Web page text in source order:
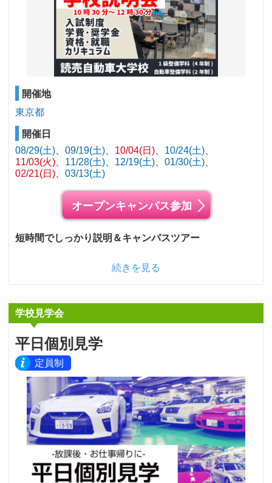
開催地
東京都
開催日
08/29(土)
09/19(土) 10/04(日)
10/24(土)
11/03(火)
11/28(土) 12/19(土)
01/30(土)
02/21(日)
03/13(土)
オープンキャンパス参加
短時間でしっかり説明＆キャンパスツアー
続きを見る
学校見学会
平日個別見学
定員制